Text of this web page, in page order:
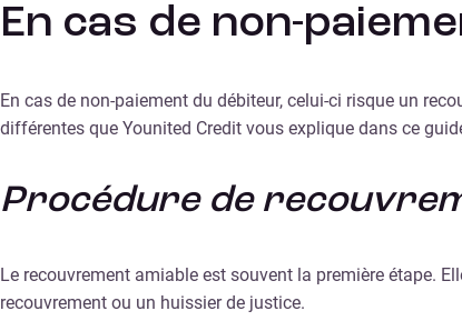
En cas de non-
En cas de non-paiement du débiteur, celui-ci risque un
différentes que Younited Credit vous explique dans ce
Procédure de
Le recouvrement amiable est souvent la première étape.
recouvrement ou un huissier de justice.